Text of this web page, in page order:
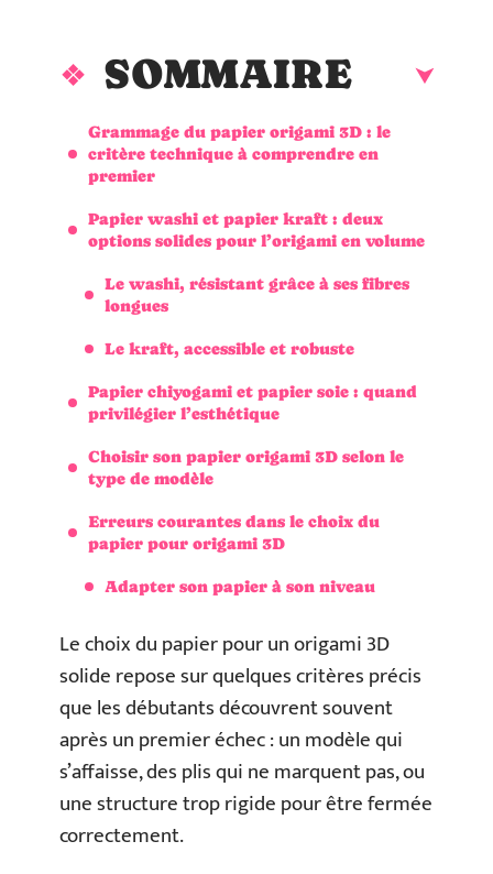
SOMMAIRE
Grammage du papier origami 3D : le
critère technique à comprendre en
premier
Papier washi et papier kraft : deux
options solides pour l’origami en volume
Le washi, résistant grâce à ses fibres
longues
Le kraft, accessible et robuste
Papier chiyogami et papier soie : quand
privilégier l’esthétique
Choisir son papier origami 3D selon le
type de modèle
Erreurs courantes dans le choix du
papier pour origami 3D
Adapter son papier à son niveau
Le choix du papier pour un origami 3D
solide repose sur quelques critères précis
que les débutants découvrent souvent
après un premier échec : un modèle qui
s’affaisse, des plis qui ne marquent pas, ou
une structure trop rigide pour être fermée
correctement.